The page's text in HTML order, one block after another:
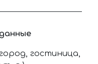
гостиница,